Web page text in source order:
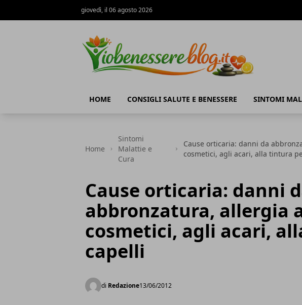
giovedì, il 06 agosto 2026
HOME CONSIGLI SALUTE E BENESSERE SINTOMI
Home
Sintomi
Malattie e
Cura
Cause orticaria: danni da
cosmetici, agli acari, alla tintura
Cause orticaria: danni
abbronzatura, allergia
cosmetici, agli acari,
capelli
di Redazione13/06/2012